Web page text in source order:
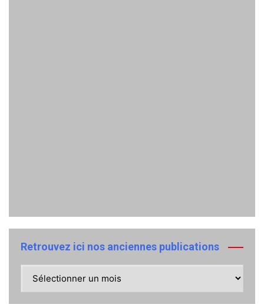
Retrouvez ici nos anciennes publications